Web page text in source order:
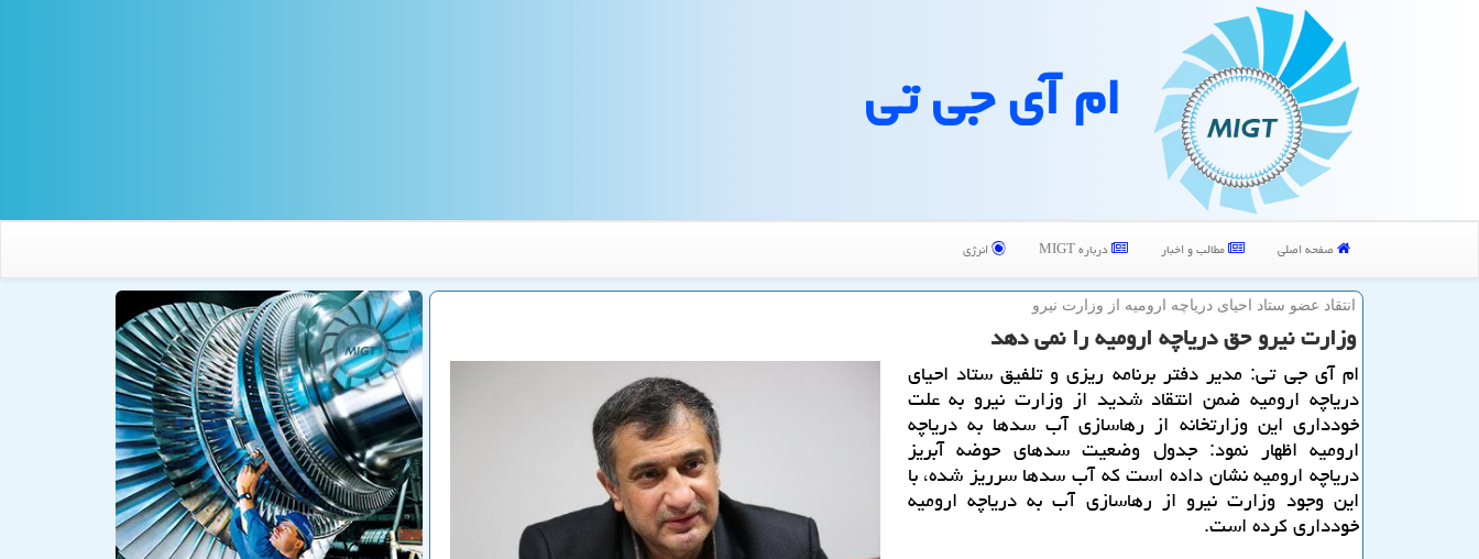
ام آی جی تی
صفحه اصلی مطالب و اخبار درباره MIGT انرژی
انتقاد عضو ستاد احیای دریاچه ارومیه از وزارت نیرو
وزارت نیرو حق دریاچه ارومیه را نمی دهد
ام آی جی تی: مدیر دفتر برنامه ریزی و تلفیق ستاد احیای
دریاچه ارومیه ضمن انتقاد شدید از وزارت نیرو به علت
خودداری این وزارتخانه از رهاسازی آب سدها به دریاچه
ارومیه اظهار نمود: جدول وضعیت سدهای حوضه آبریز
دریاچه ارومیه نشان داده است كه آب سدها سرریز شده، با
این وجود وزارت نیرو از رهاسازی آب به دریاچه ارومیه
خودداری كرده است.